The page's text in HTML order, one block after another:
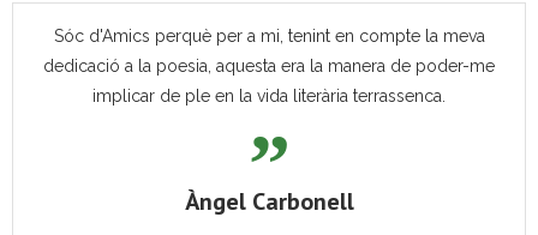
Sóc d'Amics perquè per a mi, tenint en compte la meva
dedicació a la poesia, aquesta era la manera de poder-me
implicar de ple en la vida literària terrassenca.
Àngel Carbonell